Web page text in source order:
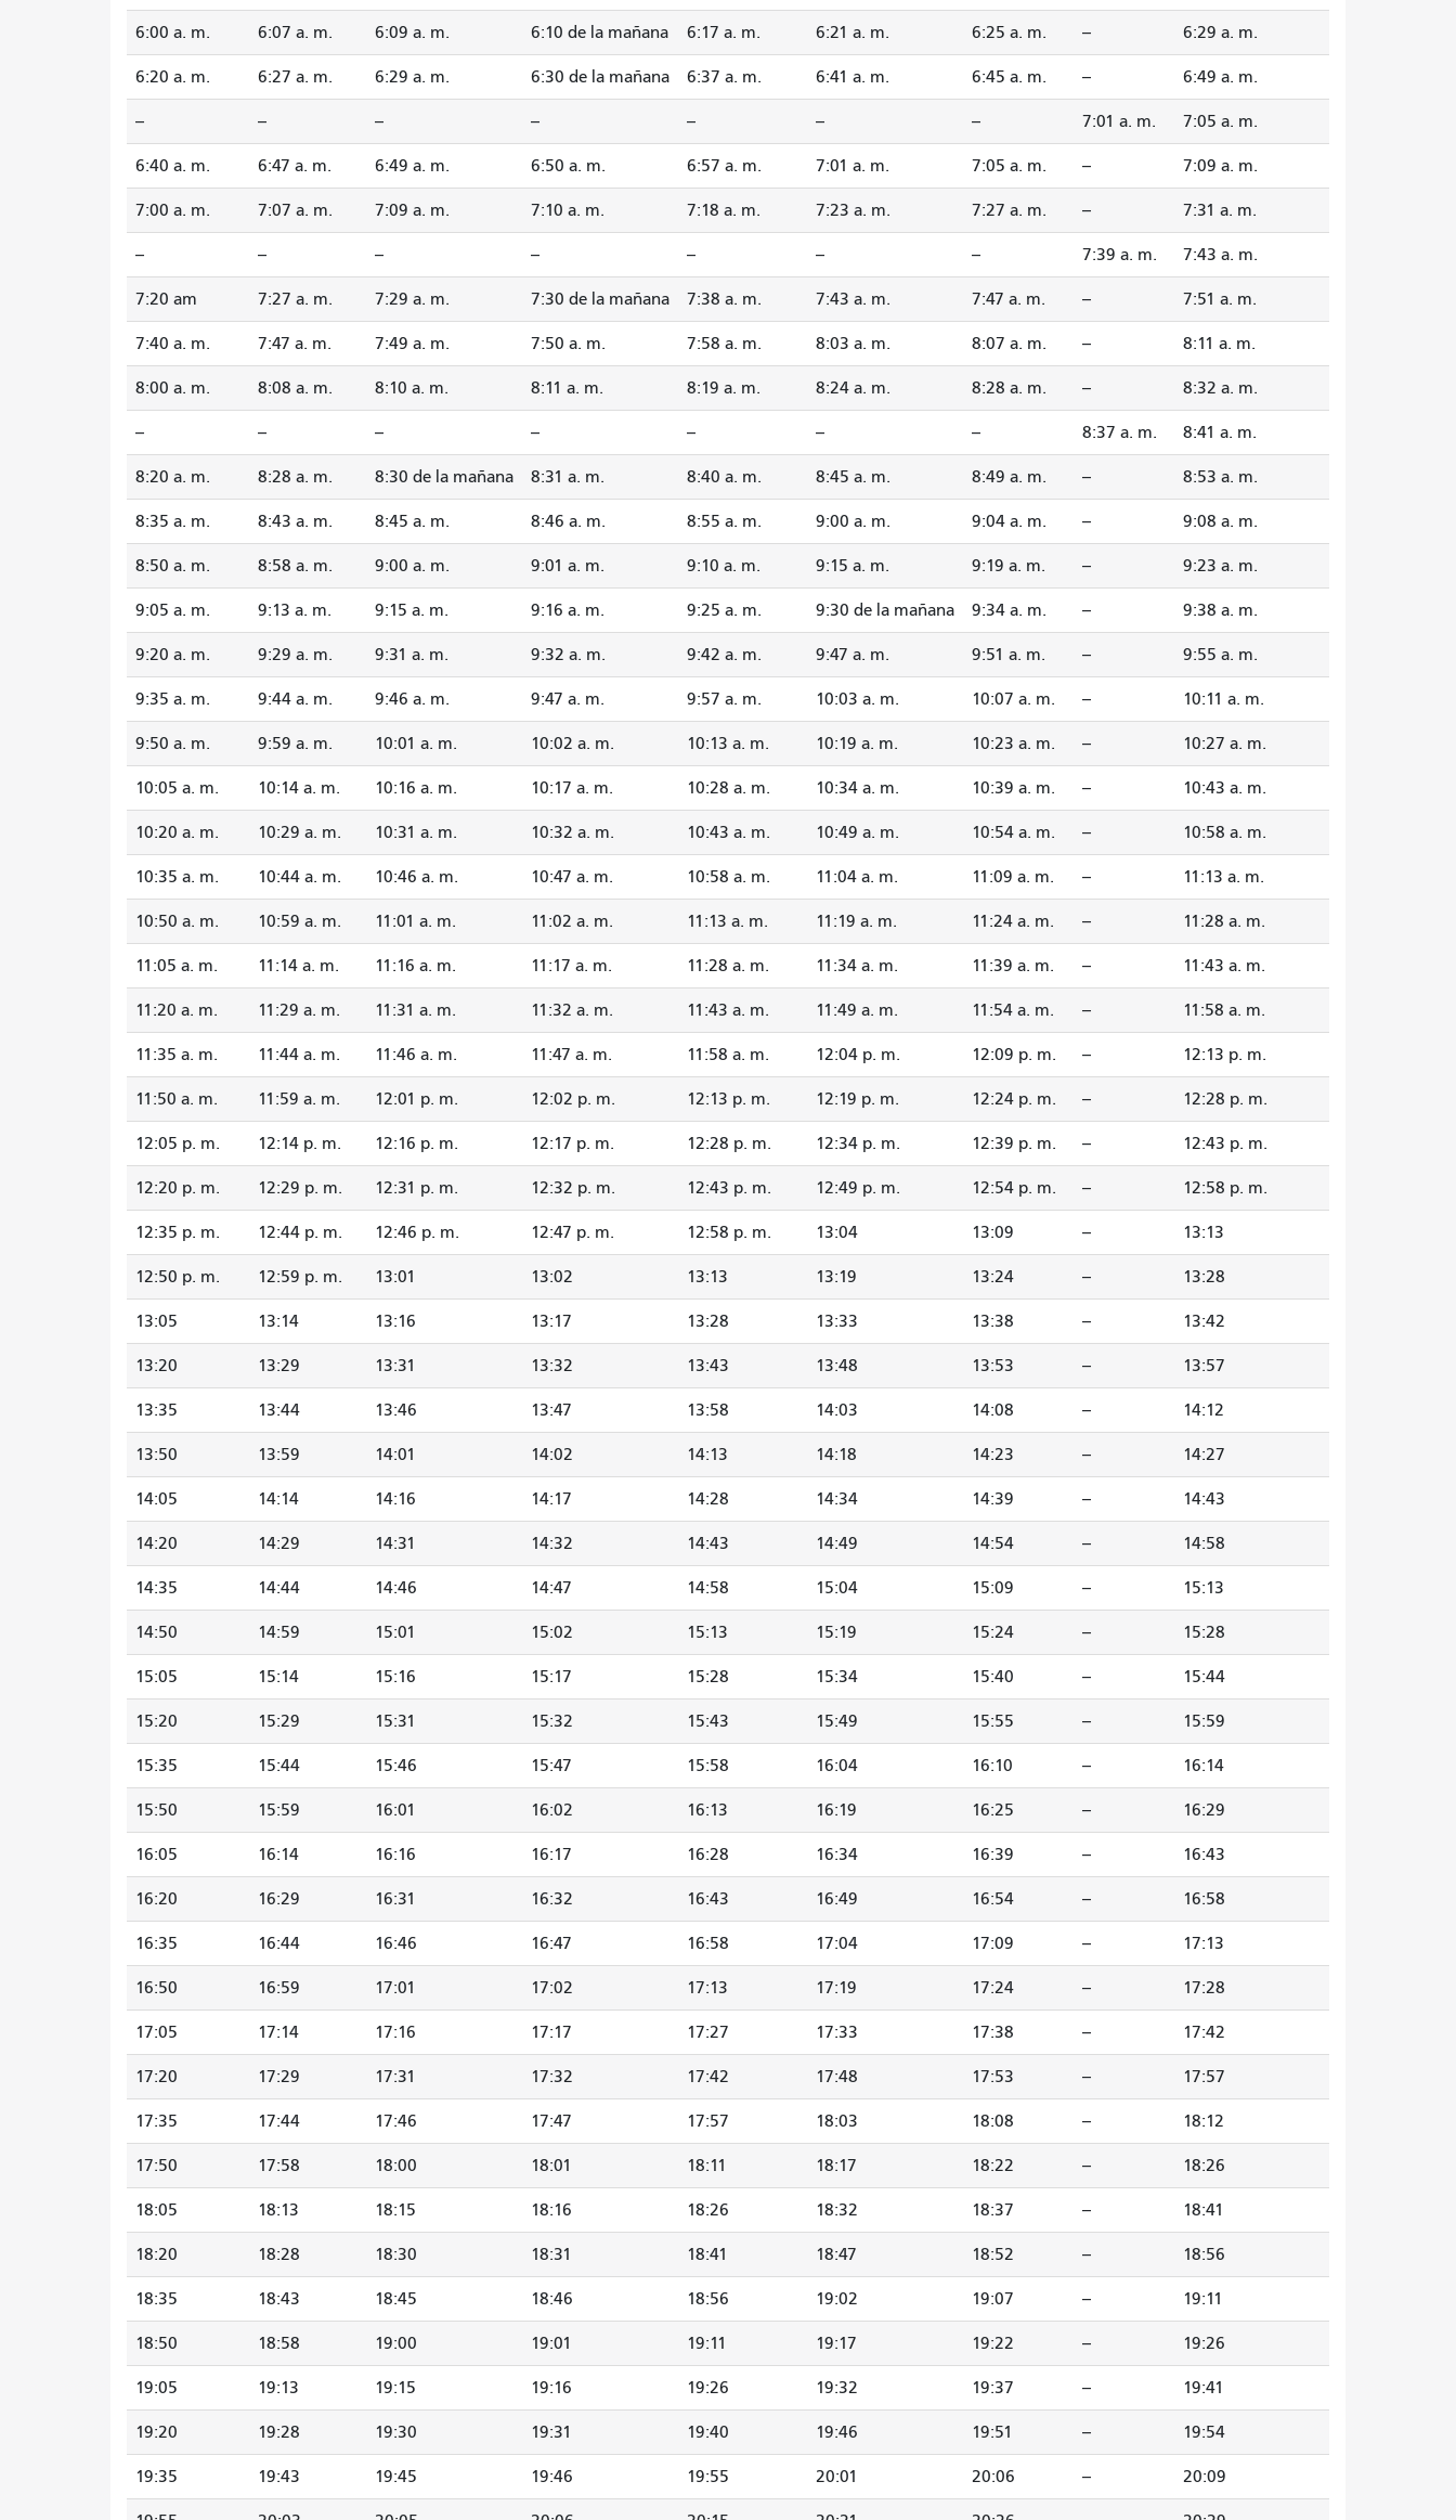
6:00 a. m. 6:07 a. m. 6:09 a. m. 6:10 de la mañana 6:17 a. m. 6:21 a. m. 6:25 a. m. -- 6:29 a. m.
6:20 a. m. 6:27 a. m. 6:29 a. m. 6:30 de la mañana 6:37 a. m. 6:41 a. m. 6:45 a. m. -- 6:49 a. m.
-- -- -- -- -- -- -- 7:01 a. m. 7:05 a. m.
6:40 a. m. 6:47 a. m. 6:49 a. m. 6:50 a. m. 6:57 a. m. 7:01 a. m. 7:05 a. m. -- 7:09 a. m.
7:00 a. m. 7:07 a. m. 7:09 a. m. 7:10 a. m. 7:18 a. m. 7:23 a. m. 7:27 a. m. -- 7:31 a. m.
-- -- -- -- -- -- -- 7:39 a. m. 7:43 a. m.
7:20 am 7:27 a. m. 7:29 a. m. 7:30 de la mañana 7:38 a. m. 7:43 a. m. 7:47 a. m. -- 7:51 a. m.
7:40 a. m. 7:47 a. m. 7:49 a. m. 7:50 a. m. 7:58 a. m. 8:03 a. m. 8:07 a. m. -- 8:11 a. m.
8:00 a. m. 8:08 a. m. 8:10 a. m. 8:11 a. m. 8:19 a. m. 8:24 a. m. 8:28 a. m. -- 8:32 a. m.
-- -- -- -- -- -- -- 8:37 a. m. 8:41 a. m.
8:20 a. m. 8:28 a. m. 8:30 de la mañana 8:31 a. m. 8:40 a. m. 8:45 a. m. 8:49 a. m. -- 8:53 a. m.
8:35 a. m. 8:43 a. m. 8:45 a. m. 8:46 a. m. 8:55 a. m. 9:00 a. m. 9:04 a. m. -- 9:08 a. m.
8:50 a. m. 8:58 a. m. 9:00 a. m. 9:01 a. m. 9:10 a. m. 9:15 a. m. 9:19 a. m. -- 9:23 a. m.
9:05 a. m. 9:13 a. m. 9:15 a. m. 9:16 a. m. 9:25 a. m. 9:30 de la mañana 9:34 a. m. -- 9:38 a. m.
9:20 a. m. 9:29 a. m. 9:31 a. m. 9:32 a. m. 9:42 a. m. 9:47 a. m. 9:51 a. m. -- 9:55 a. m.
9:35 a. m. 9:44 a. m. 9:46 a. m. 9:47 a. m. 9:57 a. m. 10:03 a. m. 10:07 a. m. -- 10:11 a. m.
9:50 a. m. 9:59 a. m. 10:01 a. m. 10:02 a. m. 10:13 a. m. 10:19 a. m. 10:23 a. m. -- 10:27 a. m.
10:05 a. m. 10:14 a. m. 10:16 a. m. 10:17 a. m. 10:28 a. m. 10:34 a. m. 10:39 a. m. -- 10:43 a. m.
10:20 a. m. 10:29 a. m. 10:31 a. m. 10:32 a. m. 10:43 a. m. 10:49 a. m. 10:54 a. m. -- 10:58 a. m.
10:35 a. m. 10:44 a. m. 10:46 a. m. 10:47 a. m. 10:58 a. m. 11:04 a. m. 11:09 a. m. -- 11:13 a. m.
10:50 a. m. 10:59 a. m. 11:01 a. m. 11:02 a. m. 11:13 a. m. 11:19 a. m. 11:24 a. m. -- 11:28 a. m.
11:05 a. m. 11:14 a. m. 11:16 a. m. 11:17 a. m. 11:28 a. m. 11:34 a. m. 11:39 a. m. -- 11:43 a. m.
11:20 a. m. 11:29 a. m. 11:31 a. m. 11:32 a. m. 11:43 a. m. 11:49 a. m. 11:54 a. m. -- 11:58 a. m.
11:35 a. m. 11:44 a. m. 11:46 a. m. 11:47 a. m. 11:58 a. m. 12:04 p. m. 12:09 p. m. -- 12:13 p. m.
11:50 a. m. 11:59 a. m. 12:01 p. m. 12:02 p. m. 12:13 p. m. 12:19 p. m. 12:24 p. m. -- 12:28 p. m.
12:05 p. m. 12:14 p. m. 12:16 p. m. 12:17 p. m. 12:28 p. m. 12:34 p. m. 12:39 p. m. -- 12:43 p. m.
12:20 p. m. 12:29 p. m. 12:31 p. m. 12:32 p. m. 12:43 p. m. 12:49 p. m. 12:54 p. m. -- 12:58 p. m.
12:35 p. m. 12:44 p. m. 12:46 p. m. 12:47 p. m. 12:58 p. m. 13:04 13:09 -- 13:13
12:50 p. m. 12:59 p. m. 13:01 13:02 13:13 13:19 13:24 -- 13:28
13:05 13:14 13:16 13:17 13:28 13:33 13:38 -- 13:42
13:20 13:29 13:31 13:32 13:43 13:48 13:53 -- 13:57
13:35 13:44 13:46 13:47 13:58 14:03 14:08 -- 14:12
13:50 13:59 14:01 14:02 14:13 14:18 14:23 -- 14:27
14:05 14:14 14:16 14:17 14:28 14:34 14:39 -- 14:43
14:20 14:29 14:31 14:32 14:43 14:49 14:54 -- 14:58
14:35 14:44 14:46 14:47 14:58 15:04 15:09 -- 15:13
14:50 14:59 15:01 15:02 15:13 15:19 15:24 -- 15:28
15:05 15:14 15:16 15:17 15:28 15:34 15:40 -- 15:44
15:20 15:29 15:31 15:32 15:43 15:49 15:55 -- 15:59
15:35 15:44 15:46 15:47 15:58 16:04 16:10 -- 16:14
15:50 15:59 16:01 16:02 16:13 16:19 16:25 -- 16:29
16:05 16:14 16:16 16:17 16:28 16:34 16:39 -- 16:43
16:20 16:29 16:31 16:32 16:43 16:49 16:54 -- 16:58
16:35 16:44 16:46 16:47 16:58 17:04 17:09 -- 17:13
16:50 16:59 17:01 17:02 17:13 17:19 17:24 -- 17:28
17:05 17:14 17:16 17:17 17:27 17:33 17:38 -- 17:42
17:20 17:29 17:31 17:32 17:42 17:48 17:53 -- 17:57
17:35 17:44 17:46 17:47 17:57 18:03 18:08 -- 18:12
17:50 17:58 18:00 18:01 18:11 18:17 18:22 -- 18:26
18:05 18:13 18:15 18:16 18:26 18:32 18:37 -- 18:41
18:20 18:28 18:30 18:31 18:41 18:47 18:52 -- 18:56
18:35 18:43 18:45 18:46 18:56 19:02 19:07 -- 19:11
18:50 18:58 19:00 19:01 19:11 19:17 19:22 -- 19:26
19:05 19:13 19:15 19:16 19:26 19:32 19:37 -- 19:41
19:20 19:28 19:30 19:31 19:40 19:46 19:51 -- 19:54
19:35 19:43 19:45 19:46 19:55 20:01 20:06 -- 20:09